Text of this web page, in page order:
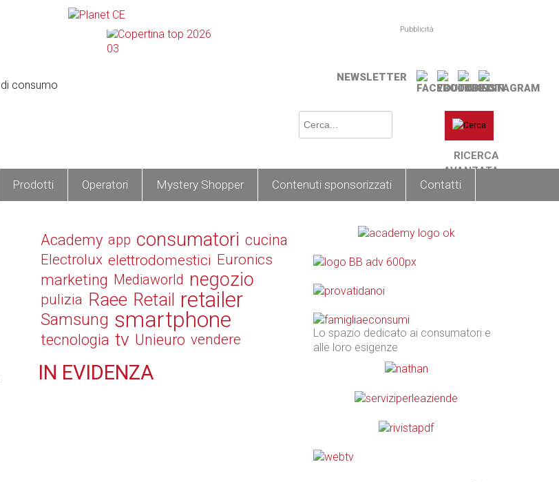
Pubblicità
NEWSLETTER
RICERCA
AVANZATA
Prodotti Operatori Mystery Shopper Contenuti sponsorizzati Contatti
Academy app consumatori cucina
Electrolux elettrodomestici Euronics
marketing Mediaworld negozio
pulizia Raee Retail retailer
Samsung smartphone
tecnologia tv Unieuro vendere
IN EVIDENZA
Lo spazio dedicato ai consumatori e
alle loro esigenze